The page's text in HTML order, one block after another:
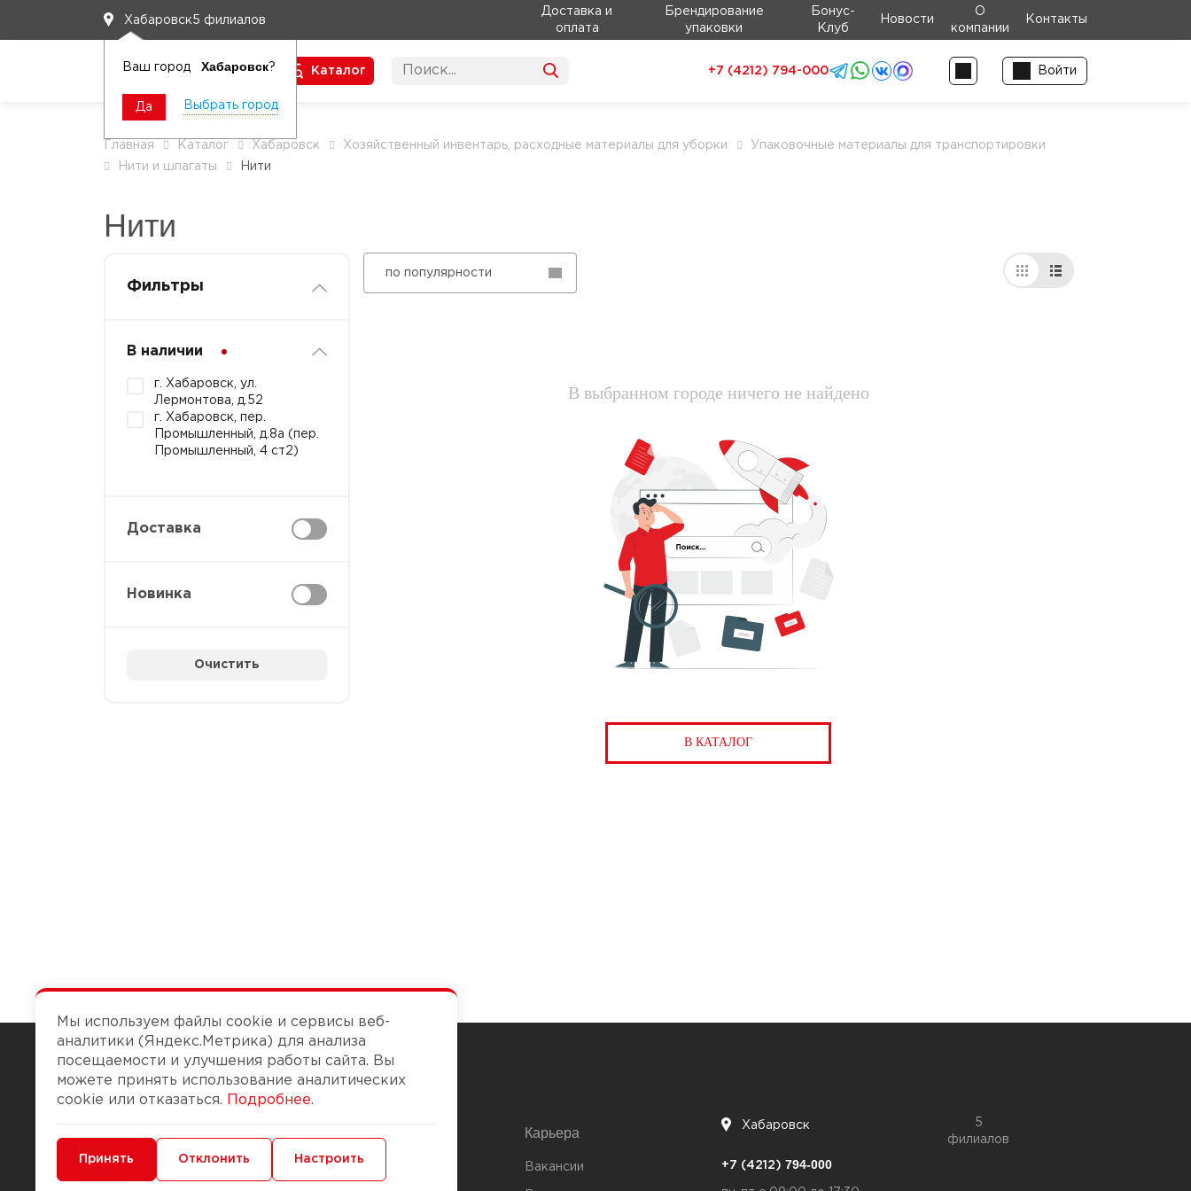
Хабаровск5 филиалов
Ваш город Хабаровск?
Да Выбрать город
Доставка и
оплата
Брендирование
упаковки
Бонус-
Клуб
Новости
О
компании
Контакты
Каталог +7 (4212) 794-000 Войти
Главная Каталог Хабаровск Хозяйственный инвентарь, расходные материалы для уборки
Упаковочные материалы для транспортировки
Нити и шпагаты
Нити
Нити
Фильтры
В наличии
г. Хабаровск, ул.
Лермонтова, д.52
г. Хабаровск, пер.
Промышленный, д.8а (пер.
Промышленный, 4 ст2)
Доставка
Новинка
Очистить
по популярности
В выбранном городе ничего не найдено
В КАТАЛОГ
Чтобы вам легко работалось
Доставка и оплата
Карьера
Вакансии
Хабаровск
5
филиалов
+7 (4212) 794-000
Мы используем файлы cookie и сервисы веб-
аналитики (Яндекс.Метрика) для анализа
посещаемости и улучшения работы сайта. Вы
можете принять использование аналитических
cookie или отказаться.
Подробнее.
Минимальные Функциональные/Аналитические
Принять Отклонить Настроить